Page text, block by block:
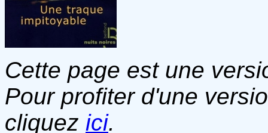
Cette page est une
Pour profiter d'une
cliquez ici.